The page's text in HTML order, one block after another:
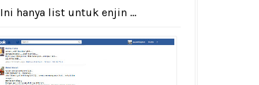
Ini hanya list untuk enjin ...